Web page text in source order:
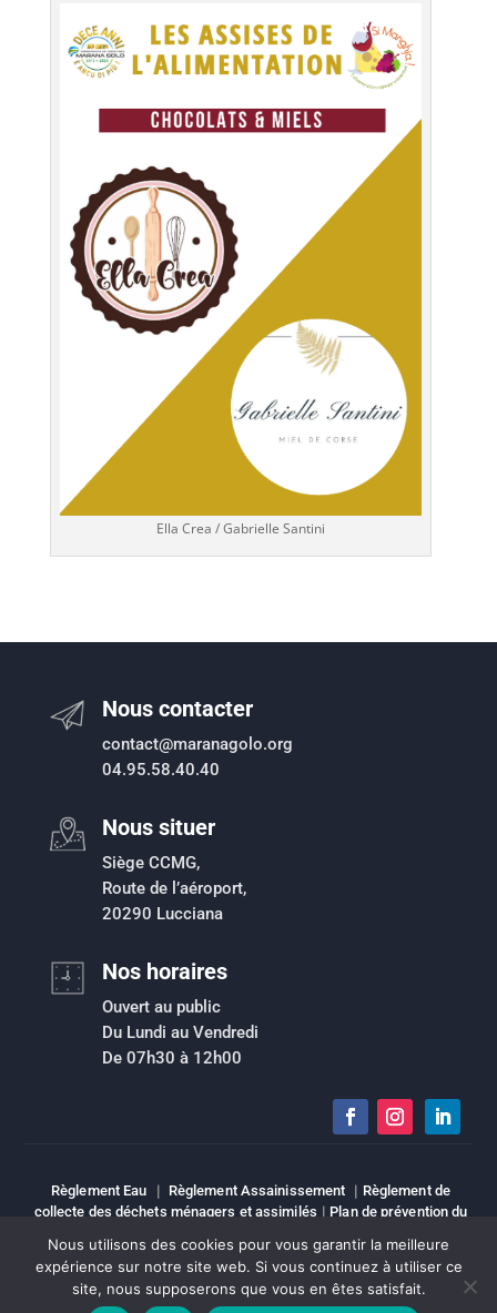
Ella Crea / Gabrielle Santini
Nous contacter
contact@maranagolo.org
04.95.58.40.40
Nous situer
Siège CCMG,
Route de l’aéroport,
20290 Lucciana
Nos horaires
Ouvert au public
Du Lundi au Vendredi
De 07h30 à 12h00
Règlement Eau | Règlement Assainissement | Règlement de
collecte des déchets ménagers et assimilés | Plan de prévention du
Sitemap
Copyright © Tous droits réservés | CCMG
Nous utilisons des cookies pour vous garantir la meilleure
expérience sur notre site web. Si vous continuez à utiliser ce
site, nous supposerons que vous en êtes satisfait.